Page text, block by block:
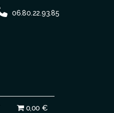
06.80.22.93.85
0,00 €